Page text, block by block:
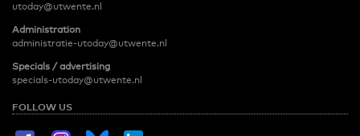
utoday@utwente.nl
Administration
administratie-utoday@utwente.nl
Specials / advertising
specials-utoday@utwente.nl
FOLLOW US